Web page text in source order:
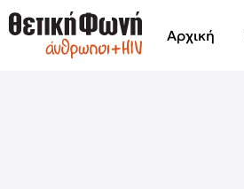
Αρχική